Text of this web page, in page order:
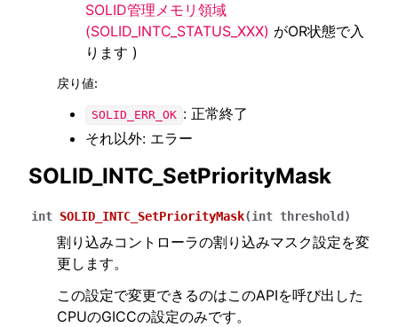
SOLID管理メモリ領域
(SOLID_INTC_STATUS_XXX) がOR状態で入
ります )
戻り値:
SOLID_ERR_OK : 正常終了
それ以外: エラー
SOLID_INTC_SetPriorityMask
int SOLID_INTC_SetPriorityMask(int threshold )
割り込みコントローラの割り込みマスク設定を変
更します。
この設定で変更できるのはこのAPIを呼び出した
CPUのGICCの設定のみです。